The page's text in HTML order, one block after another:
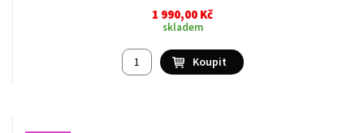
1 990,00 Kč
skladem